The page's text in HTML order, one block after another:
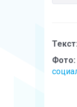
Текст:
Фото: